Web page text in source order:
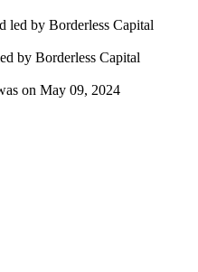
led by Borderless Capital
by Borderless Capital
on May 09, 2024